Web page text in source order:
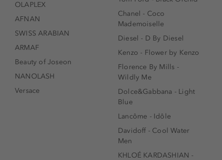
OLAPLEX
AFNAN
SWISS ARABIAN
ARMAF
Beauty of Joseon
NANOLASH
Versace
Chanel - Coco
Mademoiselle
Diesel - D By Diesel
Kenzo - Flower by Kenzo
Florence By Mills -
Wildly Me
Dolce&Gabbana - Light
Blue
Lancôme - Idôle
Davidoff - Cool Water
Men
KHLOÉ KARDASHIAN -